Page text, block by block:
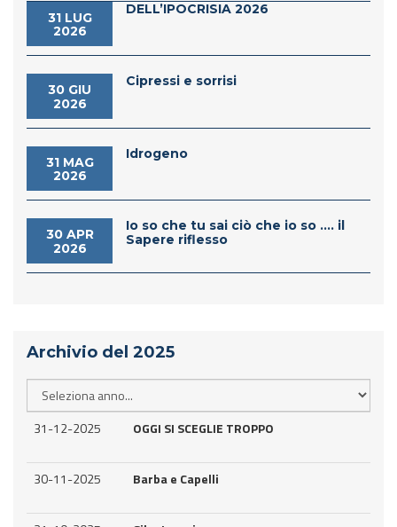
31 LUG
2026
DELL’IPOCRISIA 2026
30 GIU
2026
Cipressi e sorrisi
31 MAG
2026
Idrogeno
30 APR
2026
Io so che tu sai ciò che io so .... il
Sapere riflesso
Archivio del 2025
31-12-2025 OGGI SI SCEGLIE TROPPO
30-11-2025 Barba e Capelli